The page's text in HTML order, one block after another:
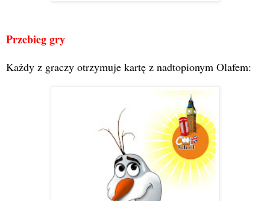
Przebieg gry
Każdy z graczy otrzymuje kartę z nadtopionym Olafem: